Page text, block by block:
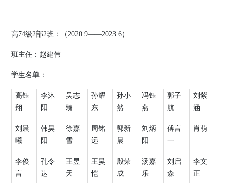
高74级2部2班：（2020.9——2023.6）
班主任： 赵建伟
学生名单：
高钰
翔
李沐
阳
吴志
臻
孙耀
东
孙小
然
冯钰
燕
郭子
航
刘紫
涵
刘晨
曦
韩昊
阳
徐嘉
雪
周铭
远
郭新
晨
刘炳
阳
傅言
一
肖萌
李俊
言
孔令
达
王昱
天
王昊
恺
殷荣
成
汤嘉
乐
刘启
森
李文
正